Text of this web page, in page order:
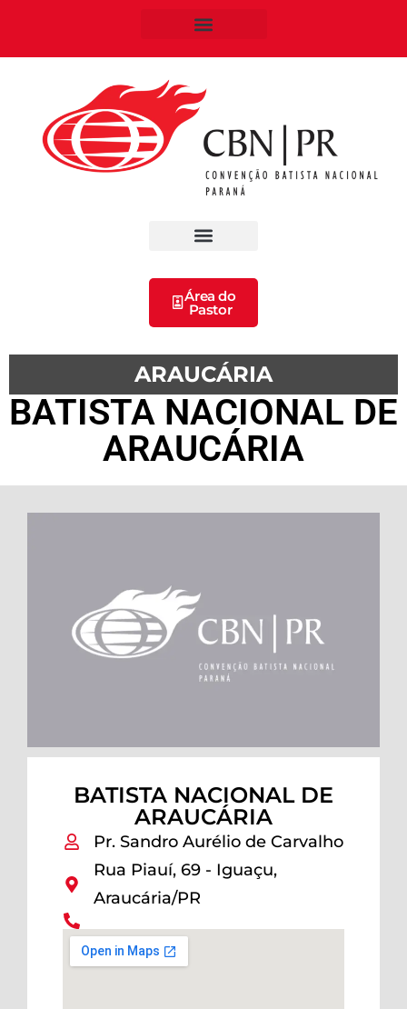
Área do
Pastor
ARAUCÁRIA
BATISTA NACIONAL DE
ARAUCÁRIA
BATISTA NACIONAL DE
ARAUCÁRIA
Pr. Sandro Aurélio de Carvalho
Rua Piauí, 69 - Iguaçu,
Araucária/PR